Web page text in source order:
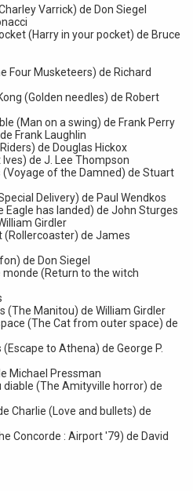
Varrick) de Don Siegel
(Harry in your pocket) de Bruce
Four Musketeers) de Richard
(Golden needles) de Robert
(Man on a swing) de Frank Perry
Frank Laughlin
de Douglas Hickox
de J. Lee Thompson
(Voyage of the Damned) de Stuart
Delivery) de Paul Wendkos
Eagle has landed) de John Sturges
Girdler
(Rollercoaster) de James
de Don Siegel
monde (Return to the witch
(The Manitou) de William Girdler
(The Cat from outer space) de
to Athena) de George P.
Michael Pressman
diable (The Amityville horror) de
Charlie (Love and bullets) de
Concorde : Airport '79) de David